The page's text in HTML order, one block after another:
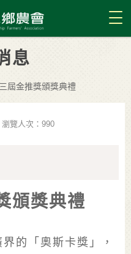
息
屆金推獎頒獎典禮
覽人次：990
頒獎典禮
的「奧斯卡獎」，